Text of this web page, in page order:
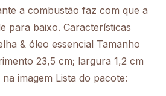
a combustão faz com que a
para baixo. Características
& óleo essencial Tamanho
23,5 cm; largura 1,2 cm
imagem Lista do pacote: